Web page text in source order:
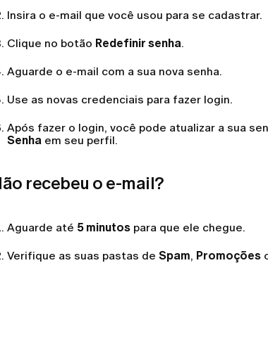
Insira o e-mail que você usou para se cadastrar.
Clique no botão Redefinir senha.
Aguarde o e-mail com a sua nova senha.
Use as novas credenciais para fazer login.
Após fazer o login, você pode atualizar a sua
Senha em seu perfil.
recebeu o e-mail?
Aguarde até 5 minutos para que ele chegue.
Verifique as suas pastas de Spam, Promoções